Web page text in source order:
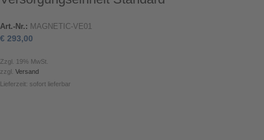
Art.-Nr.: MAGNETIC-VE01
€ 293,00
Zzgl. 19% MwSt.
zzgl. Versand
Lieferzeit: sofort lieferbar